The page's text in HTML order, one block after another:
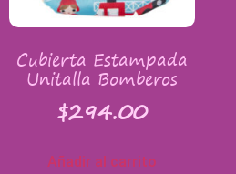
Cubierta Estampada
Unitalla Bomberos
$294.00
Añadir al carrito